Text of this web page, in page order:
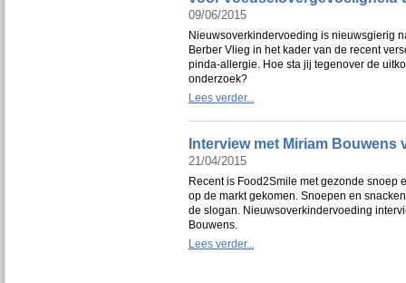
09/06/2015
Nieuwsoverkindervoeding is nieuwsgierig
Berber Vlieg in het kader van de recent
pinda-allergie. Hoe sta jij tegenover de
onderzoek?
Lees verder...
Interview met Miriam Bouwens
21/04/2015
Recent is Food2Smile met gezonde snoep
op de markt gekomen. Snoepen en
de slogan. Nieuwsoverkindervoeding
Bouwens.
Lees verder...